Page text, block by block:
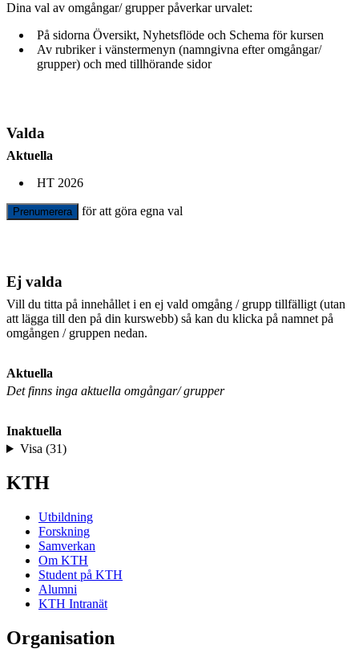
Dina val av omgångar/ grupper påverkar urvalet:
På sidorna Översikt, Nyhetsflöde och Schema för kursen
Av rubriker i vänstermenyn (namngivna efter omgångar/
grupper) och med tillhörande sidor
Valda
Aktuella
HT 2026
Prenumerera för att göra egna val
Ej valda
Vill du titta på innehållet i en ej vald omgång / grupp tillfälligt (utan
att lägga till den på din kurswebb) så kan du klicka på namnet på
omgången / gruppen nedan.
Aktuella
Det finns inga aktuella omgångar/ grupper
Inaktuella
Visa (31)
KTH
Utbildning
Forskning
Samverkan
Om KTH
Student på KTH
Alumni
KTH Intranät
Organisation